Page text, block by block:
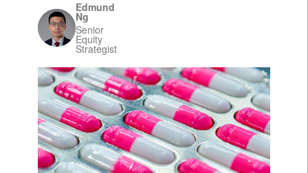
Edmund
Ng
Senior
Equity
Strategist